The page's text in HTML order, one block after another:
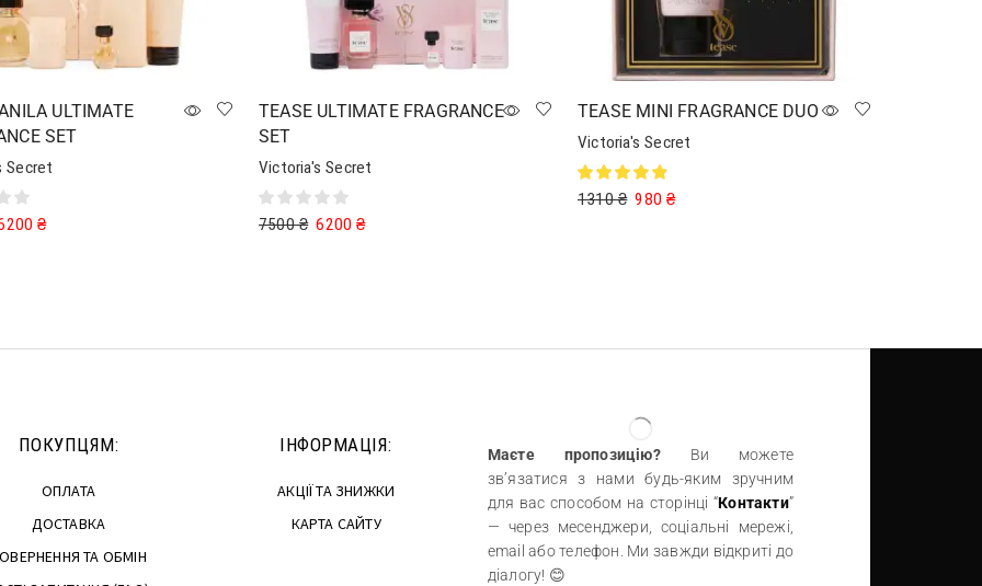
ULTIMATE
SET
Secret
₴
TEASE ULTIMATE FRAGRANCE
SET
Victoria's Secret
7500₴ 6200₴
TEASE MINI FRAGRANCE DUO
Victoria's Secret
1310₴ 980₴
ПОКУПЦЯМ:
ОПЛАТА
ДОСТАВКА
ТА ОБМІН
ІНФОРМАЦІЯ:
АКЦІЇ ТА ЗНИЖКИ
КАРТА САЙТУ
Маєте пропозицію?Ви можете
зв’язатися з нами будь-яким зручним
для вас способом на сторінці “Контакти”
— через месенджери, соціальні мережі,
email або телефон. Ми завжди відкриті до
діалогу! 😊